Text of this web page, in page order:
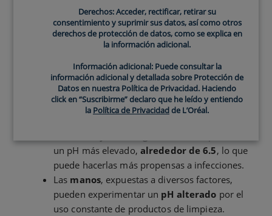
pH de la pielno es uniforme en todas las áreas del
cuerpo. Por ejemplo:
piel del rostrotiende a tener un pH más
ácido,entre 4.5 y 5.5. Esto se debe a que la
piel del rostro está más expuesta a factores
externos como la contaminación y los rayos
un pH más elevado, alrededor de 6.5, lo que
puede hacerlas más propensas a infecciones.
Las manos, expuestas a diversos factores,
pueden experimentar un pH alterado por el
uso constante de productos de limpieza.
Derechos: Acceder, rectificar, retirar su
consentimiento y suprimir sus datos, así como otros
derechos de protección de datos, como se explica en
la información adicional.
Información adicional: Puede consultar la
información adicional y detallada sobre Protección de
Datos en nuestra Política de Privacidad. Haciendo
click en “Suscribirme” declaro que he leído y entiendo
la Política de Privacidadde L’Oréal.